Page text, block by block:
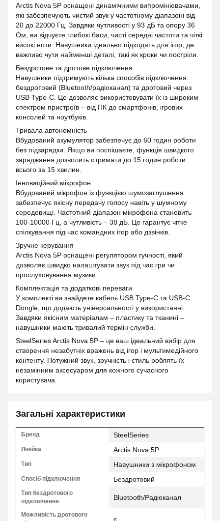
Arctis Nova 5P оснащені динамічними випромінювачами,
які забезпечують чистий звук у частотному діапазоні від
20 до 22000 Гц. Завдяки чутливості у 93 дБ та опору 36
Ом, ви відчуєте глибокі баси, чисті середні частоти та чіткі
високі ноти. Навушники ідеально підходять для ігор, де
важливо чути найменші деталі, такі як кроки чи постріли.
Бездротове та дротове підключення
Навушники підтримують кілька способів підключення:
бездротовий (Bluetooth/радіоканал) та дротовий через
USB Type-C. Це дозволяє використовувати їх із широким
спектром пристроїв – від ПК до смартфонів, ігрових
консолей та ноутбуків.
Тривала автономність
Вбудований акумулятор забезпечує до 60 годин роботи
без підзарядки. Якщо ви поспішаєте, функція швидкого
заряджання дозволить отримати до 15 годин роботи
всього за 15 хвилин.
Інноваційний мікрофон
Вбудований мікрофон із функцією шумозаглушення
забезпечує якісну передачу голосу навіть у шумному
середовищі. Частотний діапазон мікрофона становить
100-10000 Гц, а чутливість – 38 дБ. Це гарантує чітке
спілкування під час командних ігор або дзвінків.
Зручне керування
Arctis Nova 5P оснащені регулятором гучності, який
дозволяє швидко налаштувати звук під час гри чи
прослуховування музики.
Комплектація та додаткові переваги
У комплекті ви знайдете кабель USB Type-C та USB-C
Dongle, що додають універсальності у використанні.
Завдяки якісним матеріалам – пластику та тканині –
навушники мають тривалий термін служби.
SteelSeries Arctis Nova 5P – це ваш ідеальний вибір для
створення незабутніх вражень від ігор і мультимедійного
контенту. Потужний звук, зручність і стиль роблять їх
незамінним аксесуаром для кожного сучасного
користувача.
Загальні характеристики
Бренд SteelSeries
Лінійка Arctis Nova 5P
Тип Навушники з мікрофоном
Спосіб підключення Бездротовий
Тип бездротового
підключення
Bluetooth/Радіоканал
Можливість дротового
є